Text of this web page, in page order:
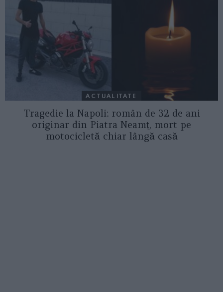
ACTUALITATE
Tragedie la Napoli: român de 32 de ani
originar din Piatra Neamț, mort pe
motocicletă chiar lângă casă